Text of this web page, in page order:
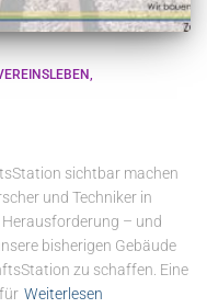
sichtbar machen
und Techniker in
– und
bisherigen Gebäude
zu schaffen. Eine
Weiterlesen